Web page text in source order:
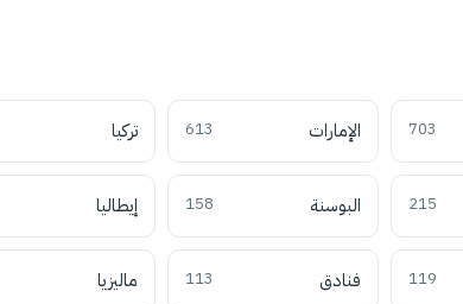
703 الإمارات 613 تركيا
215 البوسنة 158 إيطاليا
119 فنادق 113 ماليزيا